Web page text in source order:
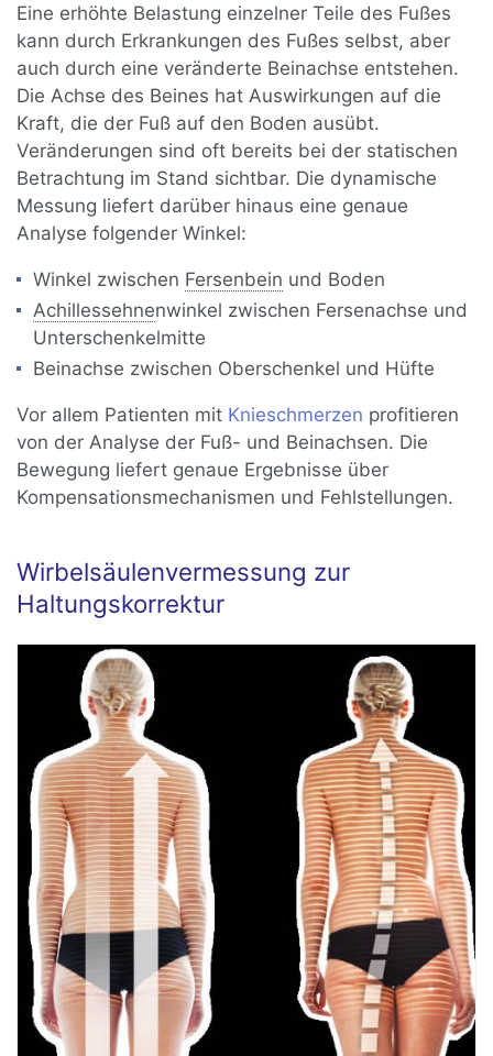
Eine erhöhte Belastung einzelner Teile des Fußes
kann durch Erkrankungen des Fußes selbst, aber
auch durch eine veränderte Beinachse entstehen.
Die Achse des Beines hat Auswirkungen auf die
Kraft, die der Fuß auf den Boden ausübt.
Veränderungen sind oft bereits bei der statischen
Betrachtung im Stand sichtbar. Die dynamische
Messung liefert darüber hinaus eine genaue
Analyse folgender Winkel:
Winkel zwischen Fersenbein und Boden
Achillessehnenwinkel zwischen Fersenachse und
Unterschenkelmitte
Beinachse zwischen Oberschenkel und Hüfte
Vor allem Patienten mit Knieschmerzen profitieren
von der Analyse der Fuß- und Beinachsen. Die
Bewegung liefert genaue Ergebnisse über
Kompensationsmechanismen und Fehlstellungen.
Wirbelsäulenvermessung zur
Haltungskorrektur